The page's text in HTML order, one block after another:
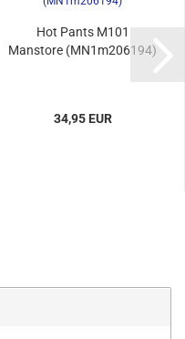
Hot Pants M101
Manstore (MN1m206194)
34,95 EUR